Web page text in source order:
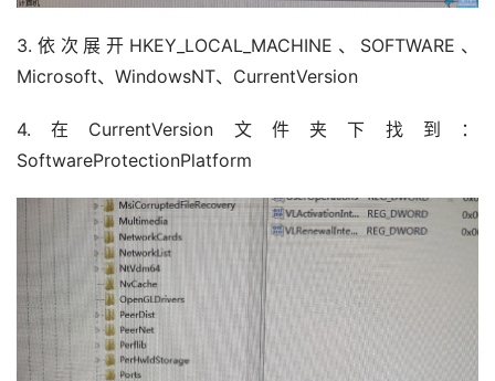
3.依次展开HKEY_LOCAL_MACHINE、SOFTWARE、
Microsoft、WindowsNT、CurrentVersion
4.在CurrentVersion文件夹下找到：
SoftwareProtectionPlatform